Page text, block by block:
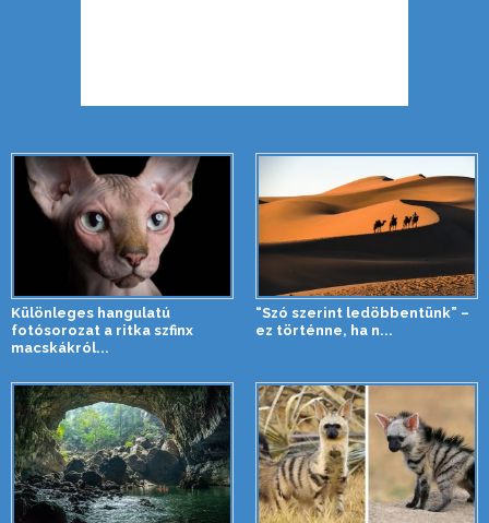
Különleges hangulatú
fotósorozat a ritka szfinx
macskákról...
“Szó szerint ledöbbentünk” –
ez történne, ha n...